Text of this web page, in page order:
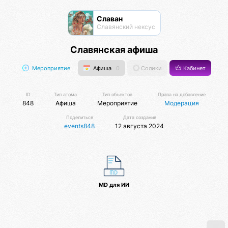
Славан
Славянский нексус
Славянская афиша
Мероприятие Афиша 0 Солики Кабинет
ID
848
Тип атома
Афиша
Тип объектов
Мероприятие
Права на добавление
Модерация
Поделиться
events848
Дата создания
12 августа 2024
MD для ИИ